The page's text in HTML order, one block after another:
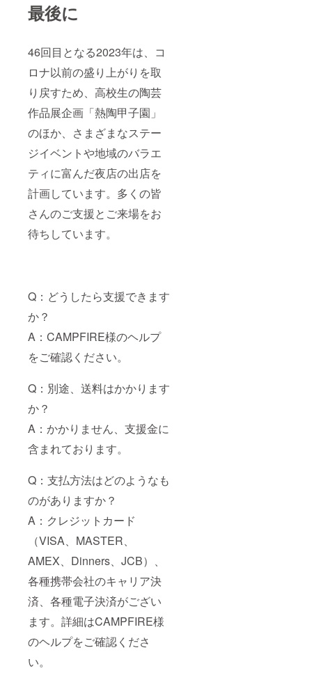
最後に
46回目となる2023年は、コ
ロナ以前の盛り上がりを取
り戻すため、高校生の陶芸
作品展企画「熱陶甲子園」
のほか、さまざまなステー
ジイベントや地域のバラエ
ティに富んだ夜店の出店を
計画しています。多くの皆
さんのご支援とご来場をお
待ちしています。
Q：どうしたら支援できます
か？
A：CAMPFIRE様のヘルプ
をご確認ください。
Q：別途、送料はかかります
か？
A：かかりません、支援金に
含まれております。
Q：支払方法はどのようなも
のがありますか？
A：クレジットカード
（VISA、MASTER、
AMEX、Dinners、JCB）、
各種携帯会社のキャリア決
済、各種電子決済がござい
ます。詳細はCAMPFIRE様
のヘルプをご確認くださ
い。